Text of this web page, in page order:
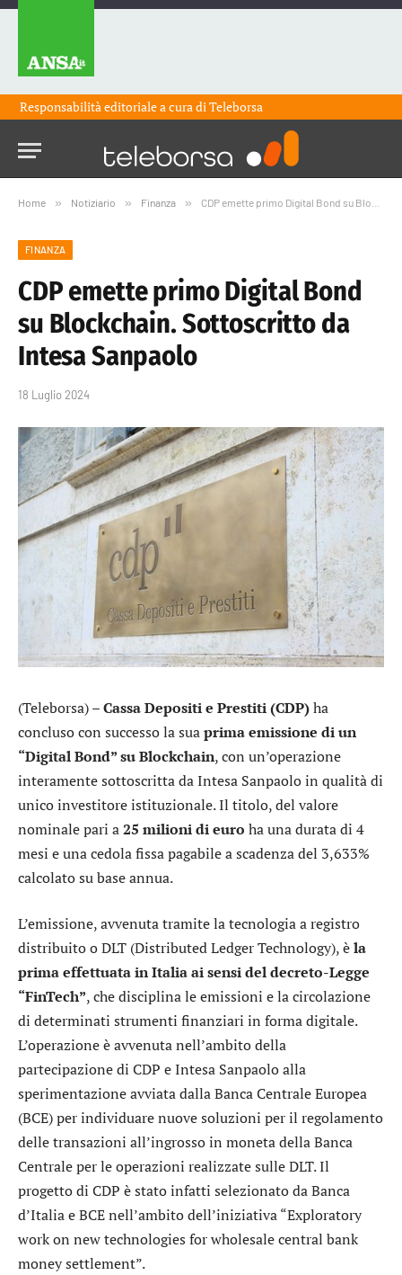
Responsabilità editoriale a cura diTeleborsa
Home » Notiziario » Finanza » CDP emette primo Digital Bond su Blockchain. Sottoscritto da Intesa Sanpaolo
FINANZA
CDP emette primo Digital Bond
su Blockchain. Sottoscritto da
Intesa Sanpaolo
18 Luglio 2024
(Teleborsa) –Cassa Depositi e Prestiti (CDP)ha
concluso con successo la suaprima emissione di un
“Digital Bond” su Blockchain, con un’operazione
interamente sottoscritta daIntesa Sanpaoloin qualità di
unico investitore istituzionale. Il titolo, del valore
nominale pari a25 milioni di euro ha una durata di 4
mesi e una cedola fissa pagabile a scadenza del 3,633%
calcolato su base annua.
L’emissione, avvenuta tramite la tecnologia a registro
distribuito o DLT (Distributed Ledger Technology), èla
prima effettuata in Italia ai sensi del decreto-Legge
“FinTech”, che disciplina le emissioni e la circolazione
di determinati strumenti finanziari in forma digitale.
L’operazione è avvenuta nell’ambito della
partecipazione di CDP e Intesa Sanpaolo alla
sperimentazione avviata dalla Banca Centrale Europea
(BCE) per individuare nuove soluzioni per il regolamento
delle transazioni all’ingrosso in moneta della Banca
Centrale per le operazioni realizzate sulle DLT. Il
progetto di CDP è stato infatti selezionato da Banca
d’Italia e BCE nell’ambito dell’iniziativa “Exploratory
work on new technologies for wholesale central bank
money settlement”.